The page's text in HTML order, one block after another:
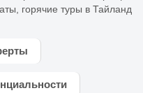
горячие туры в Тайланд